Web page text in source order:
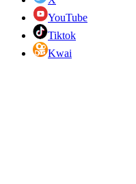
YouTube
Tiktok
Kwai